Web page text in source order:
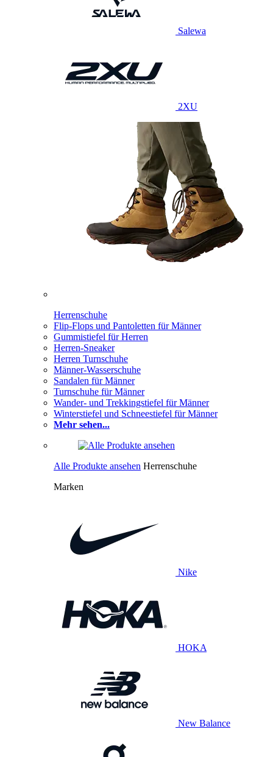
Salewa
2XU
Herrenschuhe
Flip-Flops und Pantoletten für Männer
Gummistiefel für Herren
Herren-Sneaker
Herren Turnschuhe
Männer-Wasserschuhe
Sandalen für Männer
Turnschuhe für Männer
Wander- und Trekkingstiefel für Männer
Winterstiefel und Schneestiefel für Männer
Mehr sehen...
Alle Produkte ansehen Herrenschuhe
Marken
Nike
HOKA
New Balance